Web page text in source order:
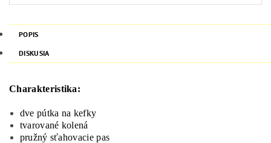
POPIS
DISKUSIA
Charakteristika:
dve pútka na kefky
tvarované kolená
pružný sťahovacie pas